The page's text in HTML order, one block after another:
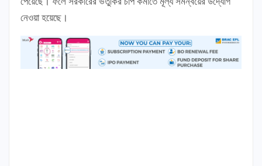
নেওয়া হয়েছে।